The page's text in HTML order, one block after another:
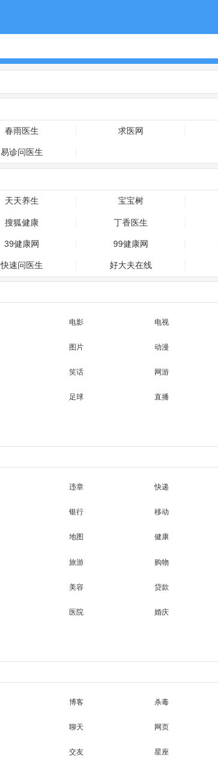
春雨医生 求医网
易诊问医生
天天养生 宝宝树
搜狐健康 丁香医生
39健康网 99健康网
快速问医生 好大夫在线
电影 电视
图片 动漫
笑话 网游
足球 直播
违章 快递
银行 移动
地图 健康
旅游 购物
美容 贷款
医院 婚庆
博客 杀毒
聊天 网页
交友 星座